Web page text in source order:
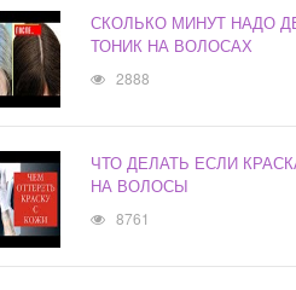
СКОЛЬКО МИНУТ НАДО
ТОНИК НА ВОЛОСАХ
2888
ЧТО ДЕЛАТЬ ЕСЛИ
НА ВОЛОСЫ
8761